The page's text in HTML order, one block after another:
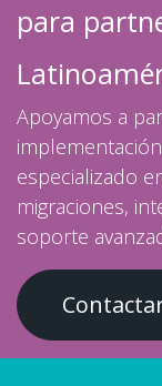
para
Apoyamos a
especializado
migraciones,
soporte